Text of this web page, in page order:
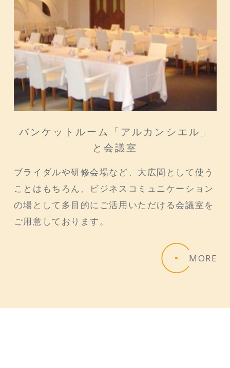
バンケットルーム「アルカンシエル」
と会議室
ブライダルや研修会場など、大広間として使う
ことはもちろん、ビジネスコミュニケーション
の場として多目的にご活用いただける会議室を
ご用意しております。
MORE